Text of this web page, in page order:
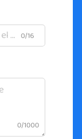
0/16
0/1000